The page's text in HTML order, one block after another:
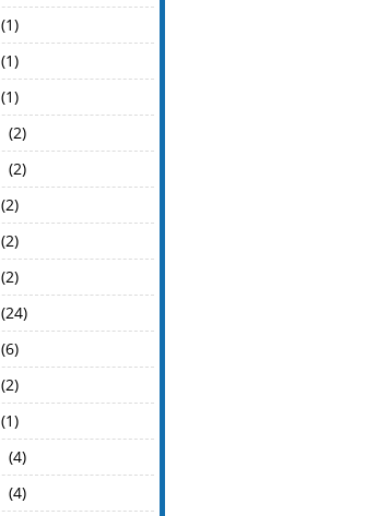
(1)
(1)
(1)
(2)
(2)
(2)
(2)
(2)
(24)
(6)
(2)
(1)
(4)
(4)